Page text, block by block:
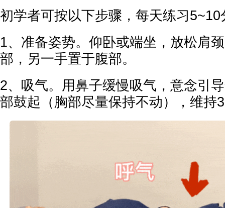
初学者可按以下步骤，每天练习5~10
1、准备姿势。仰卧或端坐，放松肩
部，另一手置于腹部。
2、吸气。用鼻子缓慢吸气，意念引
部鼓起（胸部尽量保持不动），维持